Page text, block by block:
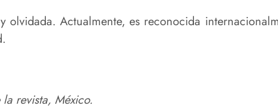
Actualmente, es reconocida
revista, México.